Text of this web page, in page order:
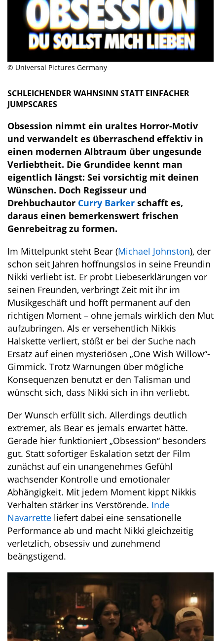
© Universal Pictures Germany
SCHLEICHENDER WAHNSINN STATT EINFACHER
JUMPSCARES
Obsession nimmt ein uraltes Horror-Motiv
und verwandelt es überraschend effektiv in
einen modernen Albtraum über ungesunde
Verliebtheit. Die Grundidee kennt man
eigentlich längst: Sei vorsichtig mit deinen
Wünschen. Doch Regisseur und
Drehbuchautor Curry Barker schafft es,
daraus einen bemerkenswert frischen
Genrebeitrag zu formen.
Im Mittelpunkt steht Bear (Michael Johnston), der
schon seit Jahren hoffnungslos in seine Freundin
Nikki verliebt ist. Er probt Liebeserklärungen vor
seinen Freunden, verbringt Zeit mit ihr im
Musikgeschäft und hofft permanent auf den
richtigen Moment – ohne jemals wirklich den Mut
aufzubringen. Als er versehentlich Nikkis
Halskette verliert, stößt er bei der Suche nach
Ersatz auf einen mysteriösen „One Wish Willow“-
Gimmick. Trotz Warnungen über mögliche
Konsequenzen benutzt er den Talisman und
wünscht sich, dass Nikki sich in ihn verliebt.
Der Wunsch erfüllt sich. Allerdings deutlich
extremer, als Bear es jemals erwartet hätte.
Gerade hier funktioniert „Obsession“ besonders
gut. Statt sofortiger Eskalation setzt der Film
zunächst auf ein unangenehmes Gefühl
wachsender Kontrolle und emotionaler
Abhängigkeit. Mit jedem Moment kippt Nikkis
Verhalten stärker ins Verstörende. Inde
Navarrette liefert dabei eine sensationelle
Performance ab und macht Nikki gleichzeitig
verletzlich, obsessiv und zunehmend
beängstigend.